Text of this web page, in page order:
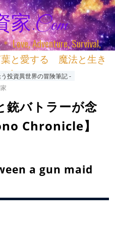
家.com
Adventure, Survival,
葉と愛する 魔法と生き
生きる
う投資異世界の冒険筆記 ‐
銃バトラーが念
Chronicle】
a gun maid